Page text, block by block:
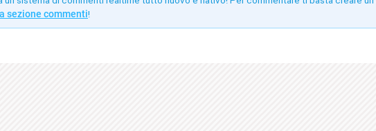
sezione commenti!